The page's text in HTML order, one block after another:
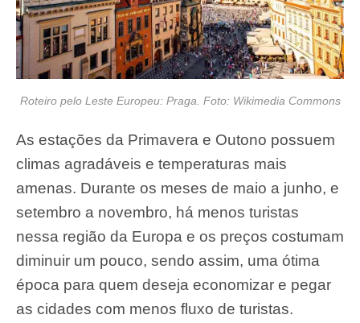
Roteiro pelo Leste Europeu: Praga. Foto: Wikimedia Commons
As estações da Primavera e Outono possuem
climas agradáveis e temperaturas mais
amenas. Durante os meses de maio a junho, e
setembro a novembro, há menos turistas
nessa região da Europa e os preços costumam
diminuir um pouco, sendo assim, uma ótima
época para quem deseja economizar e pegar
as cidades com menos fluxo de turistas.